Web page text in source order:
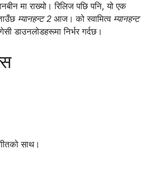
मा राख्यो। रिलिज पछि पनि, यो एक
म्यानहन्ट 2 आज। को स्वामित्व म्यानहन्ट
डाउनलोडहरूमा निर्भर गर्दछ।
साथ।